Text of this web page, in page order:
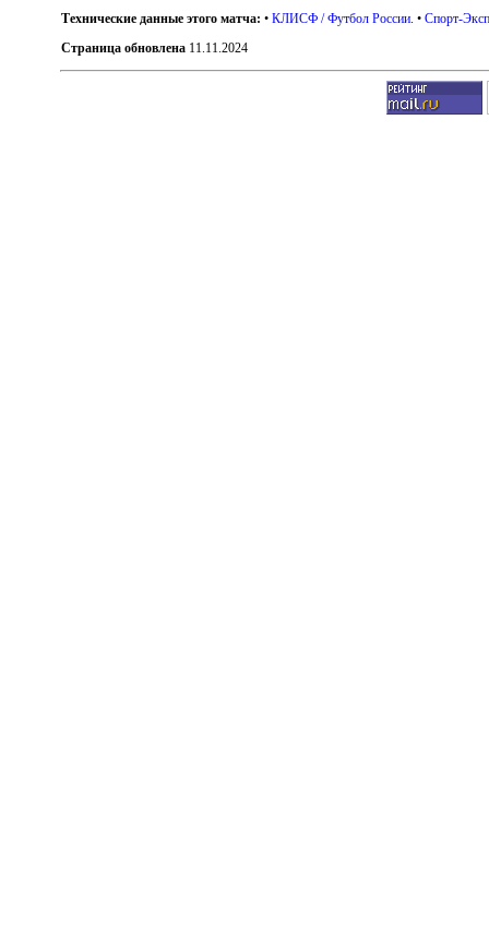
Технические данные этого матча: •КЛИСФ / Футбол России . •Спорт-
Страница обновлена 11.11.2024